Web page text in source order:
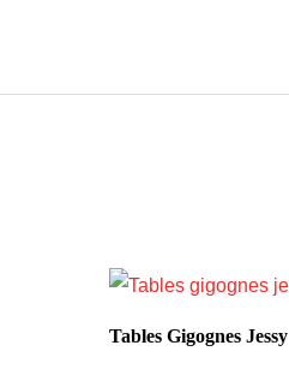
Tables Gigognes Jessy